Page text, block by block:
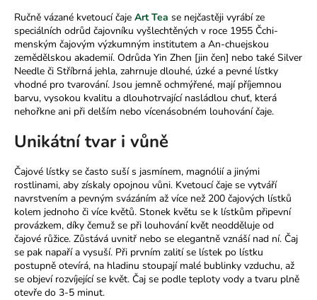
Ručně vázané kvetoucí čaje Art Tea se nejčastěji vyrábí ze
speciálních odrůd čajovníku vyšlechtěných v roce 1955 Čchi-
menským čajovým výzkumným institutem a An-chuejskou
zemědělskou akademií. Odrůda Yin Zhen [jin čen] nebo také Silver
Needle či Stříbrná jehla, zahrnuje dlouhé, úzké a pevné lístky
vhodné pro tvarování. Jsou jemně ochmýřené, mají příjemnou
barvu, vysokou kvalitu a dlouhotrvající nasládlou chuť, která
nehořkne ani při delším nebo vícenásobném louhování čaje.
Unikátní tvar i vůně
Čajové lístky se často suší s jasmínem, magnólií a jinými
rostlinami, aby získaly opojnou vůni. Kvetoucí čaje se vytváří
navrstvením a pevným svázáním až více než 200 čajových lístků
kolem jednoho či více květů. Stonek květu se k lístkům připevní
provázkem, díky čemuž se při louhování květ neodděluje od
čajové růžice. Zůstává uvnitř nebo se elegantně vznáší nad ní. Čaj
se pak napaří a vysuší. Při prvním zalití se lístek po lístku
postupně otevírá, na hladinu stoupají malé bublinky vzduchu, až
se objeví rozvíjející se květ. Čaj se podle teploty vody a tvaru plně
otevře do 3-5 minut.
o
p
o
r
u
č
u
j
e
m
e